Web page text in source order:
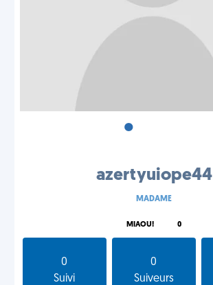
•
azertyuiope44
MADAME
MIAOU! 0
0
Suivi
0
Suiveurs